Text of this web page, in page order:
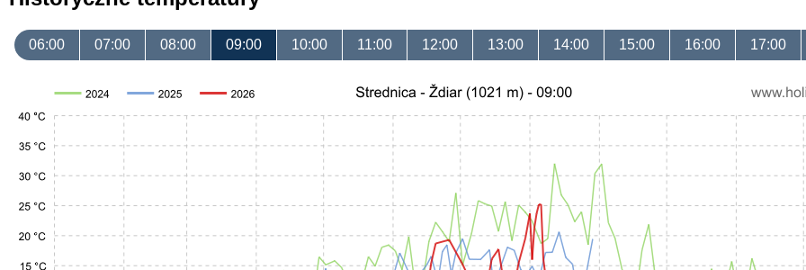
06:00 07:00 08:00 09:00 10:00 11:00 12:00 13:00 14:00 15:00 16:00 17:00